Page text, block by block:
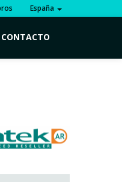
España
CONTACTO